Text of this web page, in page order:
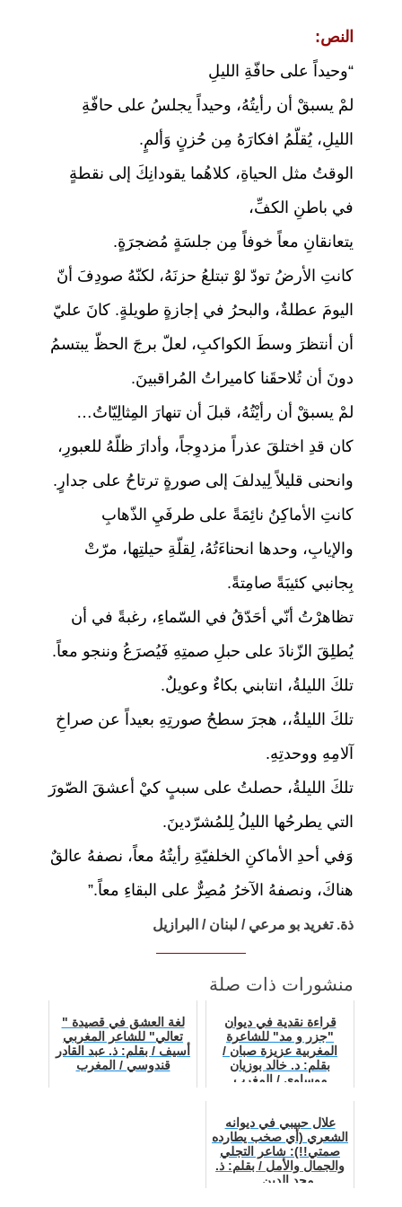
النص:
“وحيداً على حافّةِ الليلِ
لمْ يسبقْ أن رأيتُهُ، وحيداً يجلسُ على حافّةِ
الليلِ، يُقلّمُ افكارَهُ مِن حُزنٍ وَألمٍ.
الوقتُ مثل الحياةِ، كلاهُما يقودانِكَ إلى نقطةٍ
في باطنِ الكفِّ،
يتعانقانِ معاً خوفاً مِن جلسَةٍ مُضجرَةٍ.
كانتِ الأرضُ تودّ لوْ تبتلعُ حزنَهُ، لكنّهُ صودِفَ أنّ
اليومَ عطلةٌ، والبحرُ في إجازةٍ طويلةٍ. كانَ عليّ
أن أنتظرَ وسطَ الكواكبِ، لعلّ برجَ الحظّ يبتسمُ
دونَ أن تُلاحقَنا كاميراتُ المُراقبينَ.
لمْ يسبقْ أن رأيْتُهُ، قبلَ أن تنهارَ المِثالِيّاتُ…
كان قدِ اختلقَ عذراً مزدوِجاً، وأدارَ ظلّهُ للعبورِ،
وانحنى قليلاً لِيدلفَ إلى صورةٍ ترتاحُ على جدارٍ.
كانتِ الأماكِنُ نائِمَةً على طرفَيِ الذّهابِ
والإيابِ، وحدها انحناءَتُهُ، لِقلّةِ حيلتِها، مرّتْ
بِجانبي كئيبَةً صامِتةً.
تظاهرْتُ أنّي أحَدّقُ في السّماءِ، رغبةً في أن
يُطلِقَ الزّنادَ على حبلِ صمتِهِ فَيُصرَعُ وننجو معاً.
تلكَ الليلةُ، انتابني بكاءٌ وعويلٌ.
تلكَ الليلةُ،، هجرَ سطحُ صورتِهِ بعيداً عن صراخِ
آلامِهِ ووحدتِهِ.
تلكَ الليلةُ، حصلتُ على سببٍ كيْ أعشقَ الصّورَ
التي يطرحُها الليلُ لِلمُشرّدينَ.
وَفي أحدِ الأماكنِ الخلفيّةِ رأيتٌهُ معاً، نصفهُ عالقٌ
هناكَ، ونصفهُ الآخرُ مُصِرٌّ على البقاءِ معاً.”
ذة. تغريد بو مرعي / لبنان / البرازيل
منشورات ذات صلة
قراءة نقدية في ديوان
"جزر و مد" للشاعرة
المغربية عزيزة صبان /
بقلم: د. خالد بوزيان
موساوي / المغرب
لغة العشق في قصيدة "
تعالي" للشاعر المغربي
أسيف / بقلم: ذ. عبد القادر
قندوسي / المغرب
علال حبيبي في ديوانه
الشعري (أي صخب يطارده
صمتي!!): شاعر التجلي
والجمال والأمل / بقلم: ذ.
مجد الدين …